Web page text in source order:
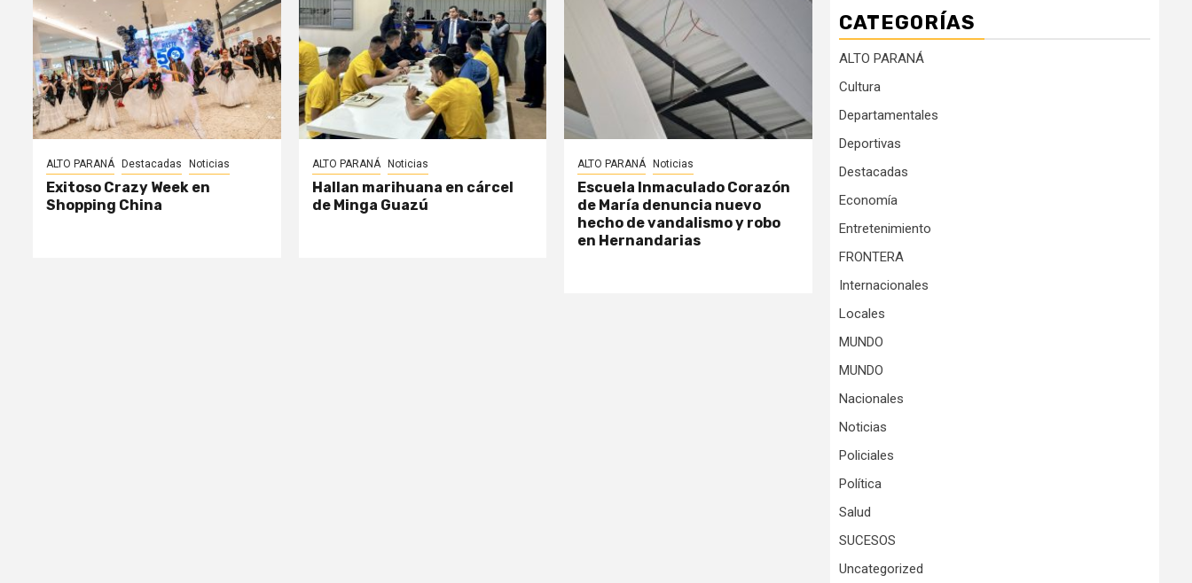
ALTO PARANÁ Destacadas Noticias
Exitoso Crazy Week en
Shopping China
ALTO PARANÁ Noticias
Hallan marihuana en cárcel
de Minga Guazú
ALTO PARANÁ Noticias
Escuela Inmaculado Corazón
de María denuncia nuevo
hecho de vandalismo y robo
en Hernandarias
CATEGORÍAS
ALTO PARANÁ
Cultura
Departamentales
Deportivas
Destacadas
Economía
Entretenimiento
FRONTERA
Internacionales
Locales
MUNDO
MUNDO
Nacionales
Noticias
Policiales
Política
Salud
SUCESOS
Uncategorized